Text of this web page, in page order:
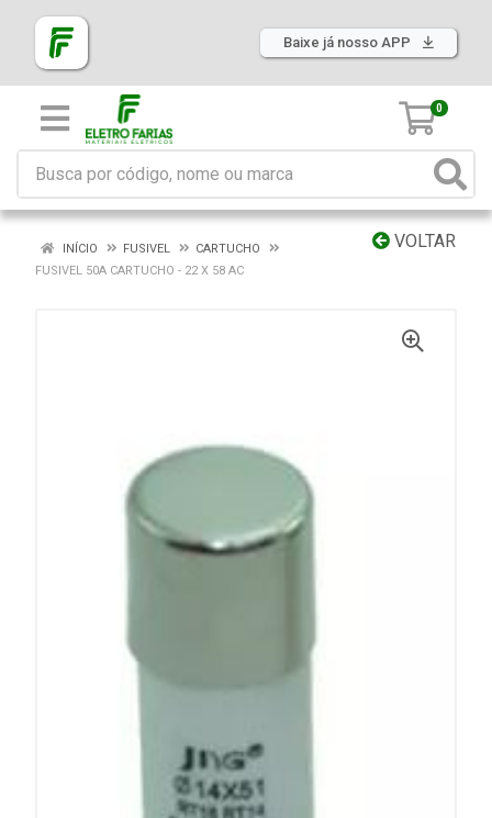
Baixe já nosso APP
0
VOLTAR
INÍCIO FUSIVEL
CARTUCHO
FUSIVEL 50A CARTUCHO - 22 X 58 AC